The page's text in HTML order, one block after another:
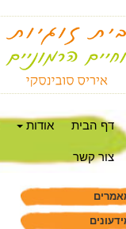
דף הבית אודות
צור קשר